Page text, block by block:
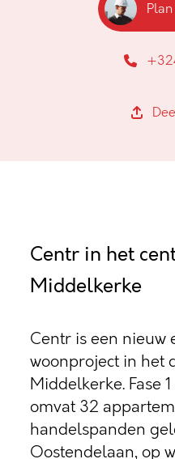
Centr in het
Middelkerke
Centr is een nieuw
woonproject in het
Middelkerke. Fase
omvat 32
handelspanden
Oostendelaan, op